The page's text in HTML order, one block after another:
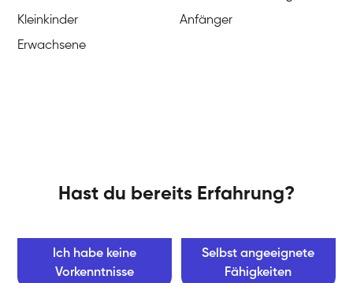
Kleinkinder
Anfänger
Erwachsene
Hast du bereits Erfahrung?
Ich habe keine
Vorkenntnisse
Selbst angeeignete
Fähigkeiten